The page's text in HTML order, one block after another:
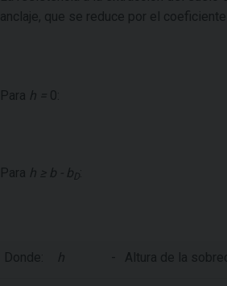
anclaje, que se reduce por el coeficiente
Para h = 0:
Para h ≥ b - bD
Donde: h - Altura de la